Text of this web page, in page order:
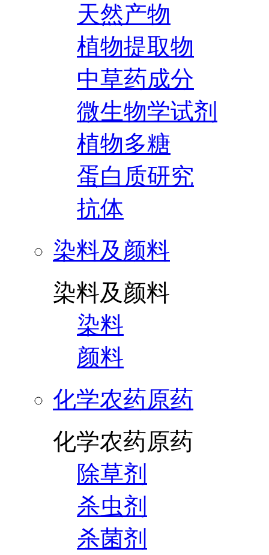
天然产物
植物提取物
中草药成分
微生物学试剂
植物多糖
蛋白质研究
抗体
染料及颜料
染料及颜料
染料
颜料
化学农药原药
化学农药原药
除草剂
杀虫剂
杀菌剂